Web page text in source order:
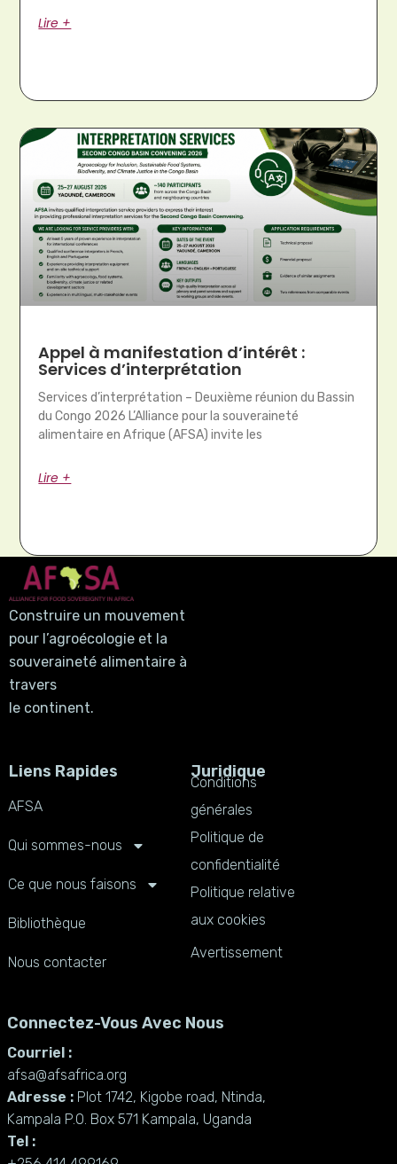
Lire +
Appel à manifestation d’intérêt :
Services d’interprétation
Services d’interprétation – Deuxième réunion du Bassin
du Congo 2026 L’Alliance pour la souveraineté
alimentaire en Afrique (AFSA) invite les
Lire +
Construire un mouvement
pour l’agroécologie et la
souveraineté alimentaire à
travers
le continent.
Liens Rapides
AFSA
Qui sommes-nous
Ce que nous faisons
Bibliothèque
Nous contacter
Juridique
Conditions
générales
Politique de
confidentialité
Politique relative
aux cookies
Avertissement
Connectez-Vous Avec Nous
Courriel :
afsa@afsafrica.org
Adresse : Plot 1742, Kigobe road, Ntinda,
Kampala P.O. Box 571 Kampala, Uganda
Tel :